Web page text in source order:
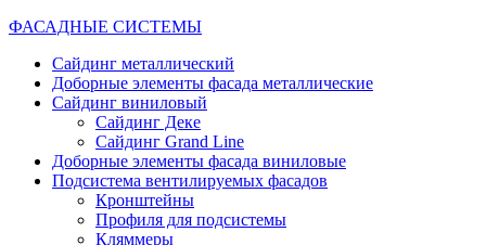
ФАСАДНЫЕ СИСТЕМЫ
Сайдинг металлический
Доборные элементы фасада металлические
Сайдинг виниловый
Сайдинг Деке
Сайдинг Grand Line
Доборные элементы фасада виниловые
Подсистема вентилируемых фасадов
Кронштейны
Профиля для подсистемы
Кляммеры